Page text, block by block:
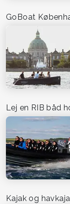
GoBoat
Lej en RIB båd
Kajak og